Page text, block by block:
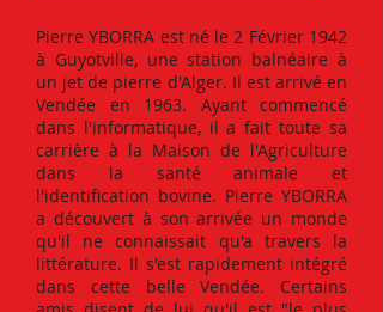
Pierre YBORRA est né le 2 Février 1942
à Guyotville, une station balnéaire à
un jet de pierre d'Alger. Il est arrivé en
Vendée en 1963. Ayant commencé
dans l'informatique, il a fait toute sa
carrière à la Maison de l'Agriculture
dans la santé animale et
l'identification bovine. Pierre YBORRA
a découvert à son arrivée un monde
qu'il ne connaissait qu'a travers la
littérature. Il s'est rapidement intégré
dans cette belle Vendée. Certains